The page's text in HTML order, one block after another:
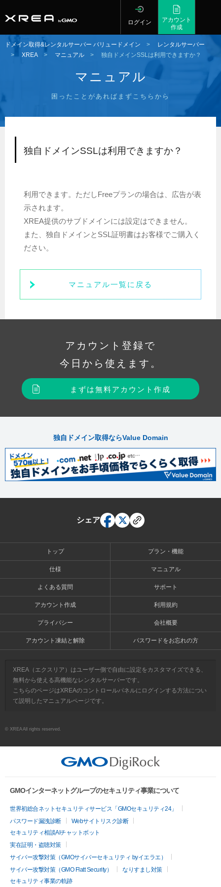
ログイン
アカウント
作成
ドメイン取得&レンタルサーバー バリュードメイン > レンタルサーバー
> XREA > マニュアル > 独自ドメインSSLは利用できますか？
マニュアル
困ったことがあればまずこちらから
独自ドメインSSLは利用できますか？
利用できます。ただしFreeプランの場合は、広告が表
示されます。
XREA提供のサブドメインには設定はできません。
また、独自ドメインとSSL証明書はお客様でご購入く
ださい。
マニュアル一覧に戻る
アカウント登録で
今日から使えます。
まずは無料アカウント作成
独自ドメイン取得ならValue Domain
シェア
トップ プラン・機能
仕様 マニュアル
よくある質問 サポート
アカウント作成 利用規約
プライバシー 会社概要
アカウント凍結と解除 パスワードをお忘れの方
XREA（エクスリア）はユーザー側で自由に設定をカスタマイズできる、
無料から使える高機能なレンタルサーバーです。
こちらのページはXREAのコントロールパネルにログインする方法につい
て説明したマニュアルページです。
© XREA All rights reserved.
GMOインターネットグループのセキュリティ事業について
世界初総合ネットセキュリティサービス「GMOセキュリティ24」
パスワード漏洩診断
Webサイトリスク診断
セキュリティ相談AIチャットボット
実在証明・盗聴対策
サイバー攻撃対策（GMOサイバーセキュリティ byイエラエ）
サイバー攻撃対策（GMO Flatt Security）
なりすまし対策
セキュリティ事業の軌跡